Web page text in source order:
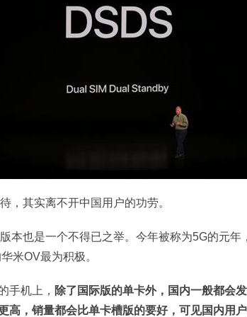
，其实离不开中国用户的功劳。
本也是一个不得已之举。今年被称为5G的元年
米OV最为积极。
手机上， 除了国际版的单卡外，国内一般都会
高，销量都会比单卡槽版的要好，可见国内用